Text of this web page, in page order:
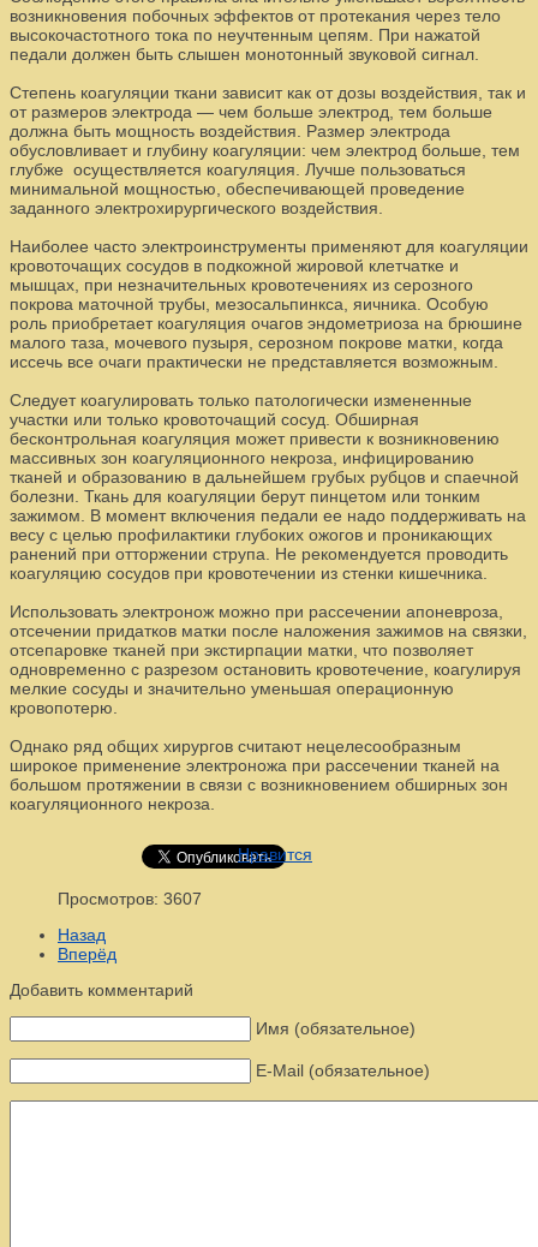
возникновения побочных эффектов от протекания через тело
высокочастотного тока по неучтенным цепям. При нажатой
педали должен быть слышен монотонный звуковой сигнал.
Степень коагуляции ткани зависит как от дозы воздействия, так и
от размеров электрода — чем больше электрод, тем больше
должна быть мощность воздействия. Размер электрода
обусловливает и глубину коагуляции: чем электрод больше, тем
глубже осуществляется коагуляция. Лучше пользоваться
минимальной мощностью, обеспечивающей проведение
заданного электрохирургического воздействия.
Наиболее часто электроинструменты применяют для коагуляции
кровоточащих сосудов в подкожной жировой клетчатке и
мышцах, при незначительных кровотечениях из серозного
покрова маточной трубы, мезосальпинкса, яичника. Особую
роль приобретает коагуляция очагов эндометриоза на брюшине
малого таза, мочевого пузыря, серозном покрове матки, когда
иссечь все очаги практически не представляется возможным.
Следует коагулировать только патологически измененные
участки или только кровоточащий сосуд. Обширная
бесконтрольная коагуляция может привести к возникновению
массивных зон коагуляционного некроза, инфицированию
тканей и образованию в дальнейшем грубых рубцов и спаечной
болезни. Ткань для коагуляции берут пинцетом или тонким
зажимом. В момент включения педали ее надо поддерживать на
весу с целью профилактики глубоких ожогов и проникающих
ранений при отторжении струпа. Не рекомендуется проводить
коагуляцию сосудов при кровотечении из стенки кишечника.
Использовать электронож можно при рассечении апоневроза,
отсечении придатков матки после наложения зажимов на связки,
отсепаровке тканей при экстирпации матки, что позволяет
одновременно с разрезом остановить кровотечение, коагулируя
мелкие сосуды и значительно уменьшая операционную
кровопотерю.
Однако ряд общих хирургов считают нецелесообразным
широкое применение электроножа при рассечении тканей на
большом протяжении в связи с возникновением обширных зон
коагуляционного некроза.
Нравится
Просмотров: 3607
Назад
Вперёд
Добавить комментарий
Имя (обязательное)
E-Mail (обязательное)